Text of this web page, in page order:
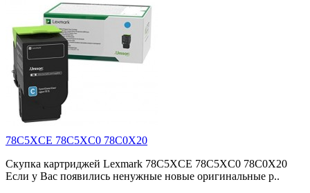
78C5XCE 78C5XC0 78C0X20
Скупка картриджей Lexmark 78C5XCE 78C5XC0 78C0X20
Если у Вас появились ненужные новые оригинальные р..